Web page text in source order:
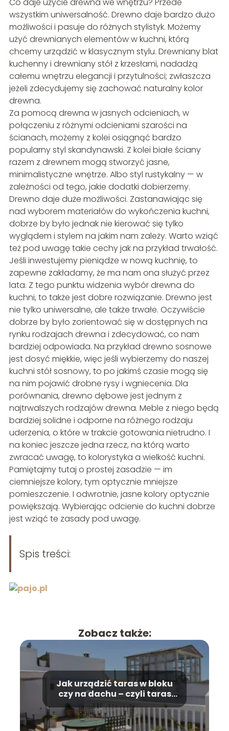
wszystkim uniwersalność. Drewno daje bardzo dużo
możliwości i pasuje do różnych stylistyk. Możemy
użyć drewnianych elementów w kuchni, którą
chcemy urządzić w klasycznym stylu. Drewniany blat
kuchenny i drewniany stół z krzesłami, nadadzą
całemu wnętrzu elegancji i przytulności; zwłaszcza
jeżeli zdecydujemy się zachować naturalny kolor
drewna.
Za pomocą drewna w jasnych odcieniach, w
połączeniu z różnymi odcieniami szarości na
ścianach, możemy z kolei osiągnąć bardzo
popularny styl skandynawski. Z kolei białe ściany
razem z drewnem mogą stworzyć jasne,
minimalistyczne wnętrze. Albo styl rustykalny — w
zależności od tego, jakie dodatki dobierzemy.
Drewno daje duże możliwości. Zastanawiając się
nad wyborem materiałów do wykończenia kuchni,
dobrze by było jednak nie kierować się tylko
wyglądem i stylem na jakim nam zależy. Warto wziąć
też pod uwagę takie cechy jak na przykład trwałość.
Jeśli inwestujemy pieniądze w nową kuchnię, to
zapewne zakładamy, że ma nam ona służyć przez
lata. Z tego punktu widzenia wybór drewna do
kuchni, to także jest dobre rozwiązanie. Drewno jest
nie tylko uniwersalne, ale także trwałe. Oczywiście
dobrze by było zorientować się w dostępnych na
rynku rodzajach drewna i zdecydować, co nam
bardziej odpowiada. Na przykład drewno sosnowe
jest dosyć miękkie, więc jeśli wybierzemy do naszej
kuchni stół sosnowy, to po jakimś czasie mogą się
na nim pojawić drobne rysy i wgniecenia. Dla
porównania, drewno dębowe jest jednym z
najtrwalszych rodzajów drewna. Meble z niego będą
bardziej solidne i odporne na różnego rodzaju
uderzenia, o które w trakcie gotowania nietrudno. I
na koniec jeszcze jedna rzecz, na którą warto
zwracać uwagę, to kolorystyka a wielkość kuchni.
Pamiętajmy tutaj o prostej zasadzie — im
ciemniejsze kolory, tym optycznie mniejsze
pomieszczenie. I odwrotnie, jasne kolory optycznie
powiększają. Wybierając odcienie do kuchni dobrze
jest wziąć te zasady pod uwagę.
Spis treści:
Zobacz także:
Jak urządzić taras w bloku
czy na dachu – czyli taras
nie tylko w ogrodzie